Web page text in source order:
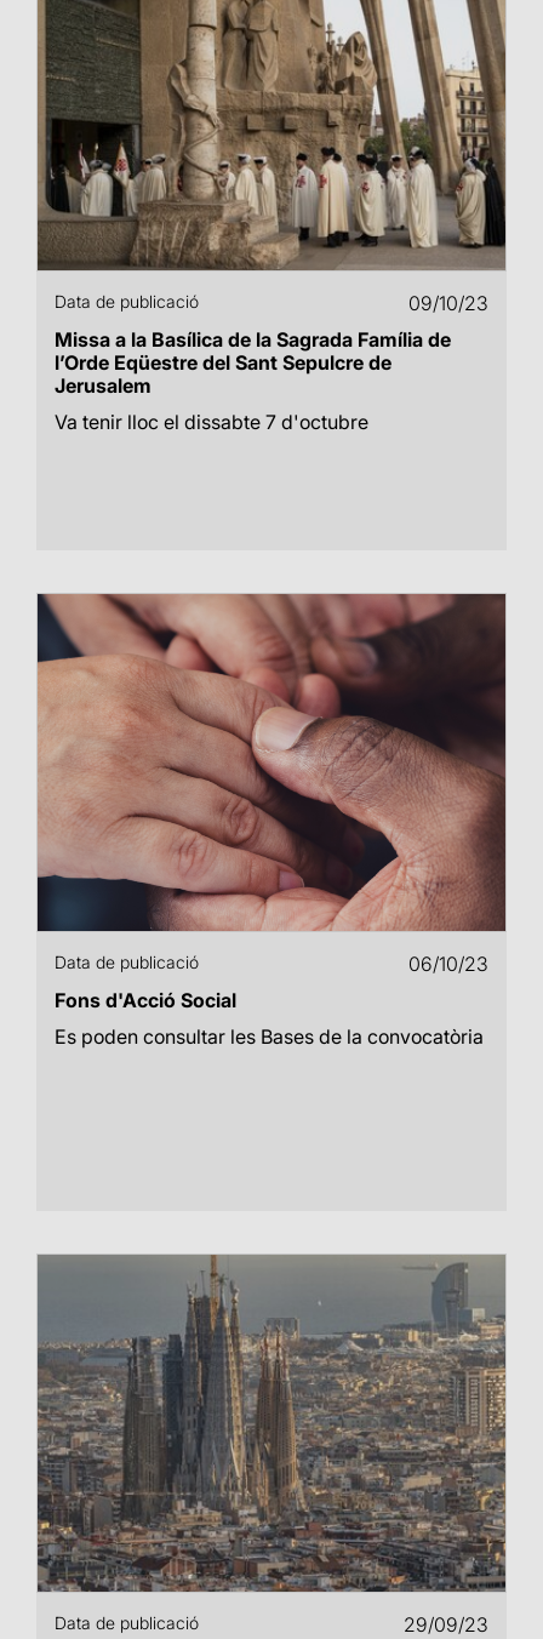
Data de publicació
09/10/23
Missa a la Basílica de la Sagrada Família de
l’Orde Eqüestre del Sant Sepulcre de
Jerusalem
Va tenir lloc el dissabte 7 d'octubre
Data de publicació
06/10/23
Fons d'Acció Social
Es poden consultar les Bases de la convocatòria
Data de publicació 29/09/23